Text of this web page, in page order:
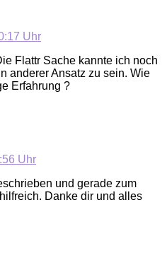
Uhr
Flattr Sache kannte ich noch
anderer Ansatz zu sein. Wie
Erfahrung ?
Uhr
und gerade zum
Danke dir und alles